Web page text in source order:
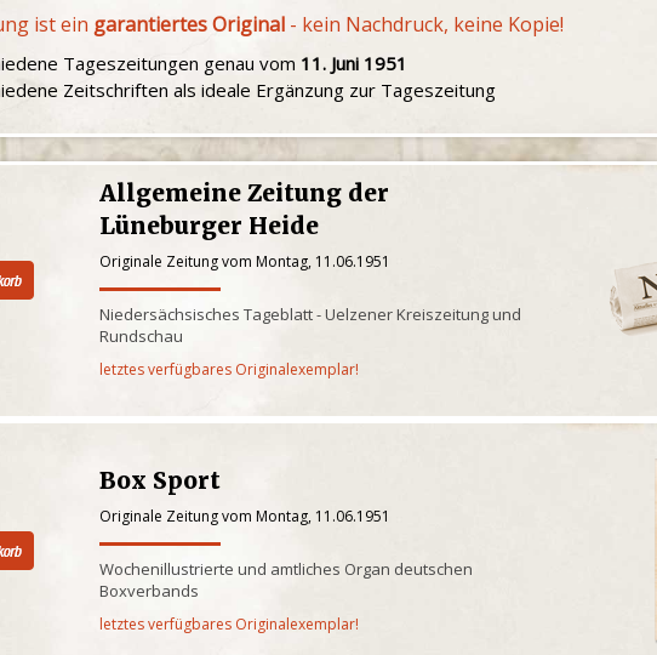
ist ein garantiertes Original - kein Nachdruck, keine Kopie!
Tageszeitungen genau vom 11. Juni 1951
Zeitschriften als ideale Ergänzung zur Tageszeitung
Allgemeine Zeitung der
Lüneburger Heide
Originale Zeitung vom Montag, 11.06.1951
Niedersächsisches Tageblatt - Uelzener Kreiszeitung und
Rundschau
letztes verfügbares Originalexemplar!
Box Sport
Originale Zeitung vom Montag, 11.06.1951
Wochenillustrierte und amtliches Organ deutschen
Boxverbands
letztes verfügbares Originalexemplar!